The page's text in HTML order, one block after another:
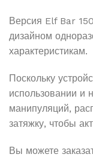
Версия Elf Bar
дизайном
характеристикам.
Поскольку
использовании и
манипуляций,
затяжку, чтобы
Вы можете